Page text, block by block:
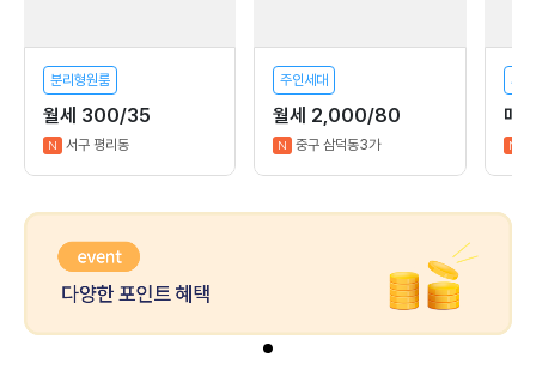
분리형원룸
월세 300/35
N 서구 평리동
주인세대
월세 2,000/80
N 중구 삼덕동3가
사
매
N